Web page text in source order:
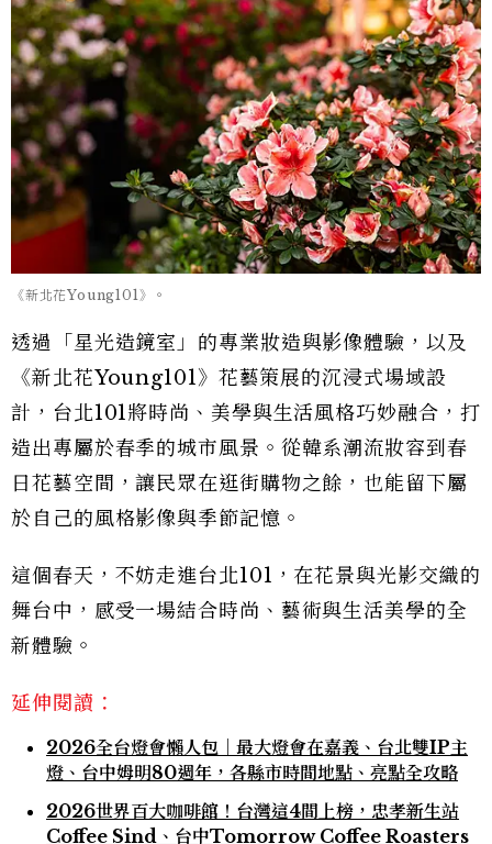
《新北花Young101》。
透過「星光造鏡室」的專業妝造與影像體驗，以及
《新北花Young101》花藝策展的沉浸式場域設
計，台北101將時尚、美學與生活風格巧妙融合，打
造出專屬於春季的城市風景。從韓系潮流妝容到春
日花藝空間，讓民眾在逛街購物之餘，也能留下屬
於自己的風格影像與季節記憶。
這個春天，不妨走進台北101，在花景與光影交織的
舞台中，感受一場結合時尚、藝術與生活美學的全
新體驗。
延伸閱讀：
2026全台燈會懶人包｜最大燈會在嘉義、台北雙IP主
燈、台中姆明80週年，各縣市時間地點、亮點全攻略
2026世界百大咖啡館！台灣這4間上榜，忠孝新生站
Coffee Sind、台中Tomorrow Coffee Roasters